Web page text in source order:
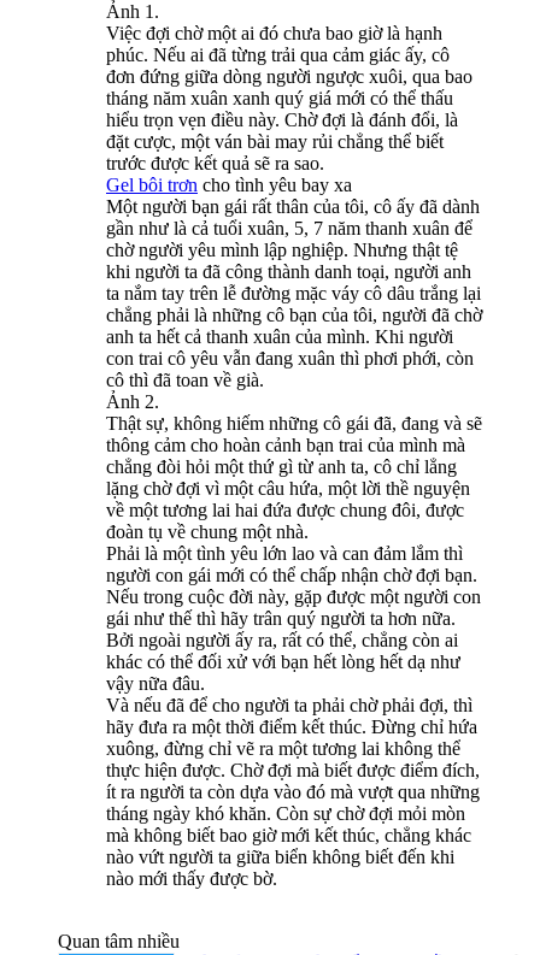
Ảnh 1.
Việc đợi chờ một ai đó chưa bao giờ là hạnh
phúc. Nếu ai đã từng trải qua cảm giác ấy, cô
đơn đứng giữa dòng người ngược xuôi, qua bao
tháng năm xuân xanh quý giá mới có thể thấu
hiểu trọn vẹn điều này. Chờ đợi là đánh đổi, là
đặt cược, một ván bài may rủi chẳng thể biết
trước được kết quả sẽ ra sao.
Gel bôi trơn cho tình yêu bay xa
Một người bạn gái rất thân của tôi, cô ấy đã dành
gần như là cả tuổi xuân, 5, 7 năm thanh xuân để
chờ người yêu mình lập nghiệp. Nhưng thật tệ
khi người ta đã công thành danh toại, người anh
ta nắm tay trên lễ đường mặc váy cô dâu trắng lại
chẳng phải là những cô bạn của tôi, người đã chờ
anh ta hết cả thanh xuân của mình. Khi người
con trai cô yêu vẫn đang xuân thì phơi phới, còn
cô thì đã toan về già.
Ảnh 2.
Thật sự, không hiếm những cô gái đã, đang và sẽ
thông cảm cho hoàn cảnh bạn trai của mình mà
chẳng đòi hỏi một thứ gì từ anh ta, cô chỉ lẳng
lặng chờ đợi vì một câu hứa, một lời thề nguyện
về một tương lai hai đứa được chung đôi, được
đoàn tụ về chung một nhà.
Phải là một tình yêu lớn lao và can đảm lắm thì
người con gái mới có thể chấp nhận chờ đợi bạn.
Nếu trong cuộc đời này, gặp được một người con
gái như thế thì hãy trân quý người ta hơn nữa.
Bởi ngoài người ấy ra, rất có thể, chẳng còn ai
khác có thể đối xử với bạn hết lòng hết dạ như
vậy nữa đâu.
Và nếu đã để cho người ta phải chờ phải đợi, thì
hãy đưa ra một thời điểm kết thúc. Đừng chỉ hứa
xuông, đừng chỉ vẽ ra một tương lai không thể
thực hiện được. Chờ đợi mà biết được điểm đích,
ít ra người ta còn dựa vào đó mà vượt qua những
tháng ngày khó khăn. Còn sự chờ đợi mỏi mòn
mà không biết bao giờ mới kết thúc, chẳng khác
nào vứt người ta giữa biển không biết đến khi
nào mới thấy được bờ.
Quan tâm nhiều